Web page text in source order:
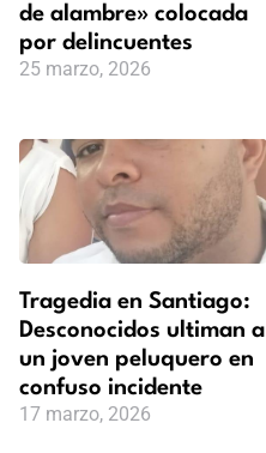
de alambre» colocada
por delincuentes
25 marzo, 2026
Tragedia en Santiago:
Desconocidos ultiman a
un joven peluquero en
confuso incidente
17 marzo, 2026